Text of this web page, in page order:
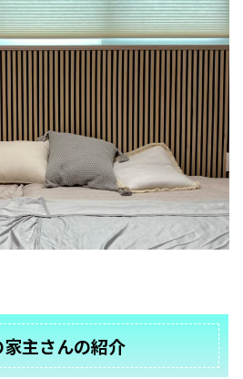
主さんの紹介